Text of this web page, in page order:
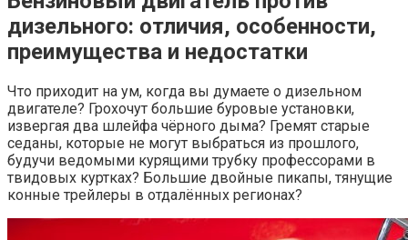
дизельного: отличия, особенности,
преимущества и недостатки
Что приходит на ум, когда вы думаете о дизельном
двигателе? Грохочут большие буровые установки,
извергая два шлейфа чёрного дыма? Гремят старые
седаны, которые не могут выбраться из прошлого,
будучи ведомыми курящими трубку профессорами в
твидовых куртках? Большие двойные пикапы, тянущие
конные трейлеры в отдалённых регионах?